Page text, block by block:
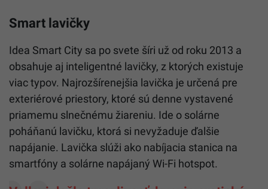
Smart lavičky
Idea Smart City sa po svete šíri už od roku 2013 a
obsahuje aj inteligentné lavičky, z ktorých existuje
viac typov. Najrozšírenejšia lavička je určená pre
exteriérové priestory, ktoré sú denne vystavené
priamemu slnečnému žiareniu. Ide o solárne
poháňanú lavičku, ktorá si nevyžaduje ďalšie
napájanie. Lavička slúži ako nabíjacia stanica na
smartfóny a solárne napájaný Wi-Fi hotspot.